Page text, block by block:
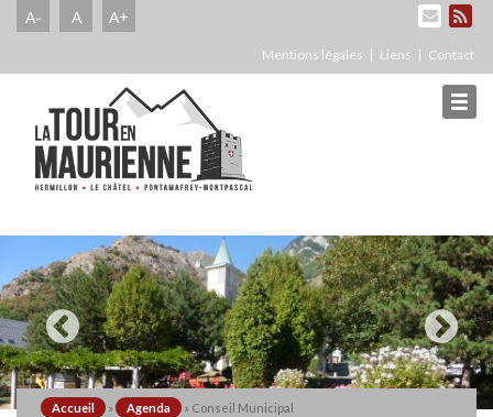
A- A A+
Mentions légales Liens Contact
Accueil » Agenda » Conseil Municipal